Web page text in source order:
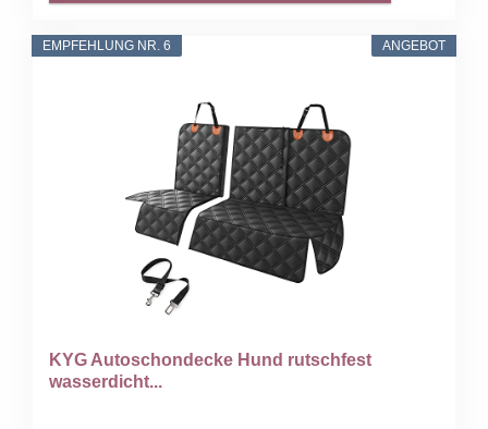
ANGEBOT
EMPFEHLUNG NR. 6
KYG Autoschondecke Hund rutschfest
wasserdicht...